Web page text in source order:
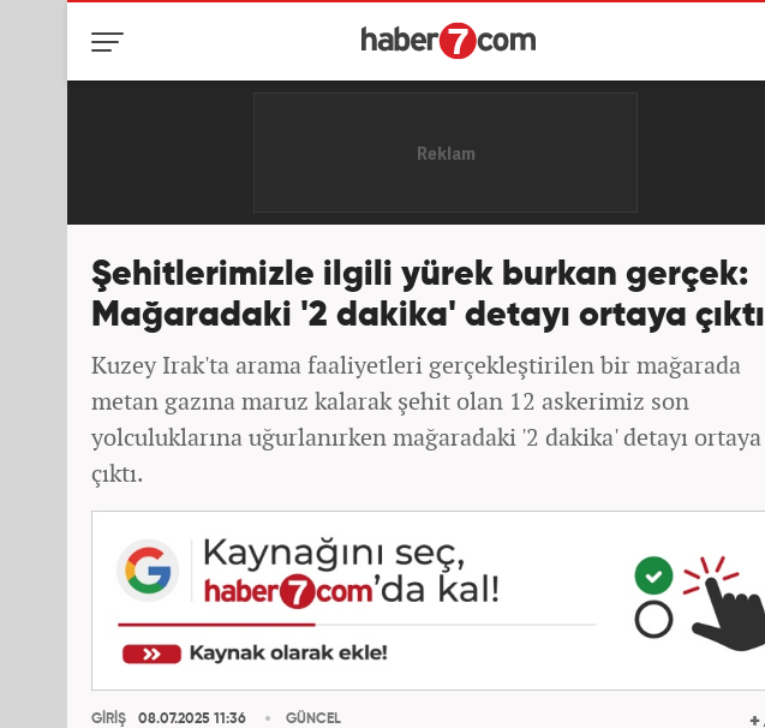
Şehitlerimizle ilgili yürek burkan gerçek:
Mağaradaki '2 dakika' detayı ortaya çıktı
Kuzey Irak'ta arama faaliyetleri gerçekleştirilen bir mağarada
metan gazına maruz kalarak şehit olan 12 askerimiz son
yolculuklarına uğurlanırken mağaradaki '2 dakika' detayı ortaya
çıktı.
GİRİŞ
08.07.2025 11:36
GÜNCEL